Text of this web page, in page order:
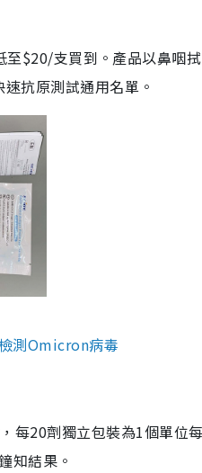
至$20/支買到。產品以鼻咽
抗原測試通用名單。
測Omicron病毒
每20劑獨立包裝為1個單位
知結果。